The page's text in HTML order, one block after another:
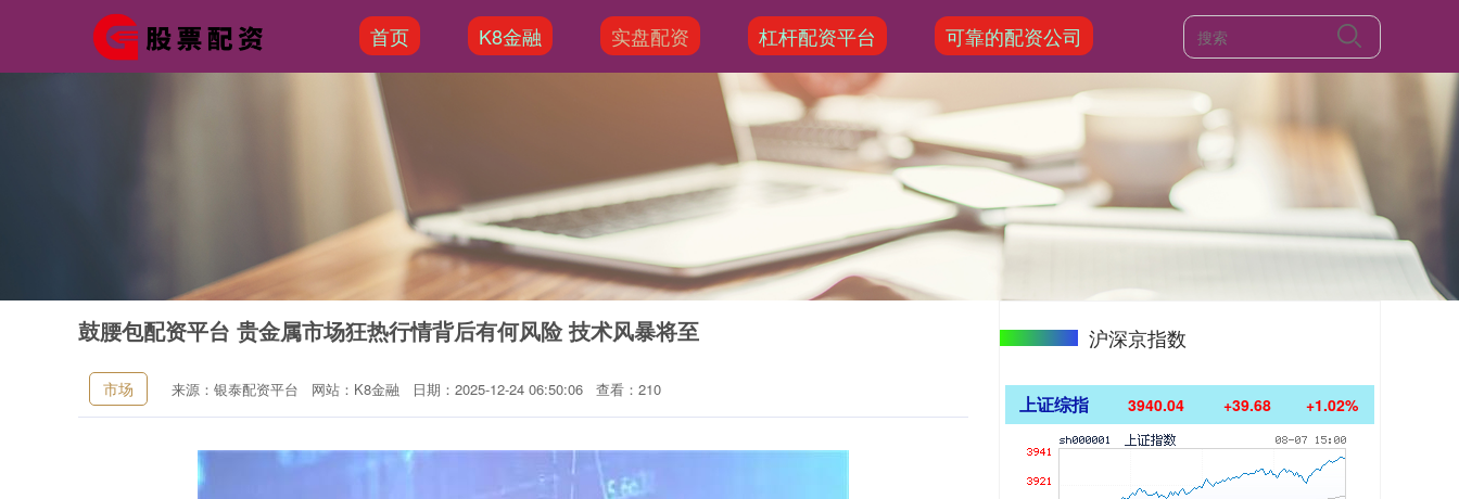
首页 K8金融 实盘配资 杠杆配资平台 可靠的配资公司
鼓腰包配资平台 贵金属市场狂热行情背后有何风险 技术风暴将至
市场 来源：银泰配资平台 网站：K8金融 日期：2025-12-24 06:50:06 查看：210
沪深京指数
上证综指 3940.04 +39.68 +1.02%